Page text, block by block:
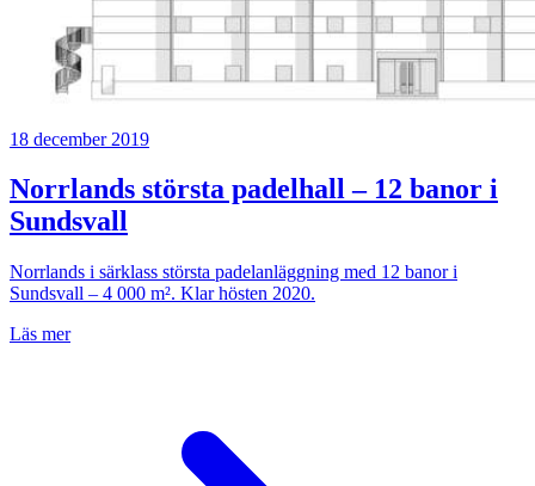
18 december 2019
Norrlands största padelhall – 12 banor i
Sundsvall
Norrlands i särklass största padelanläggning med 12 banor i
Sundsvall – 4 000 m². Klar hösten 2020.
Läs mer